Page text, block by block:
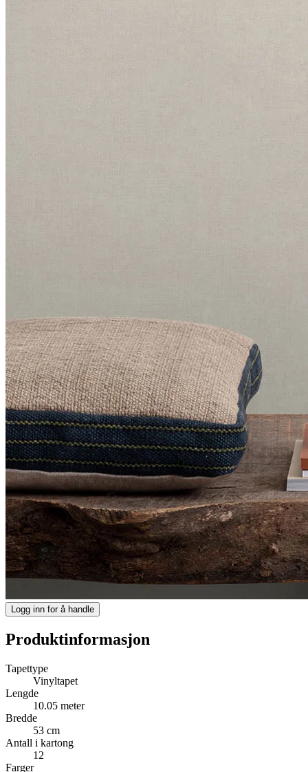
Logg inn for å handle
Produktinformasjon
Tapettype
Vinyltapet
Lengde
10.05 meter
Bredde
53 cm
Antall i kartong
12
Farger